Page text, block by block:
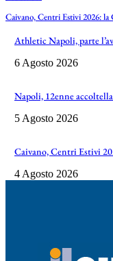
Caivano, Centri Estivi 2026:
Athletic Napoli, parte
6 Agosto 2026
Napoli, 12enne
5 Agosto 2026
Caivano, Centri Estivi
4 Agosto 2026